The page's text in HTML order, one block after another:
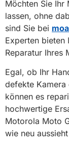
Möchten Sie
lassen, ohne
sind Sie bei
Experten bieten
Reparatur Ihres
Egal, ob Ihr
defekte
können es
hochwertige
Motorola Moto
wie neu